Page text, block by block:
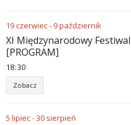
19czerwiec- 9październik
XI Międzynarodowy
[PROGRAM]
18 30
Zobacz
5 lipiec-30 sierpień